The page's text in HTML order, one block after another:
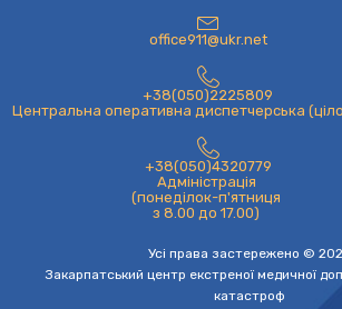
office911@ukr.net
+38(050)2225809
Центральна оперативна диспетчерська
+38(050)4320779
Адміністрація
(понеділок-п'ятниця
з 8.00 до 17.00)
Усі права застережено ©
Закарпатський центр екстреної медичної
катастроф